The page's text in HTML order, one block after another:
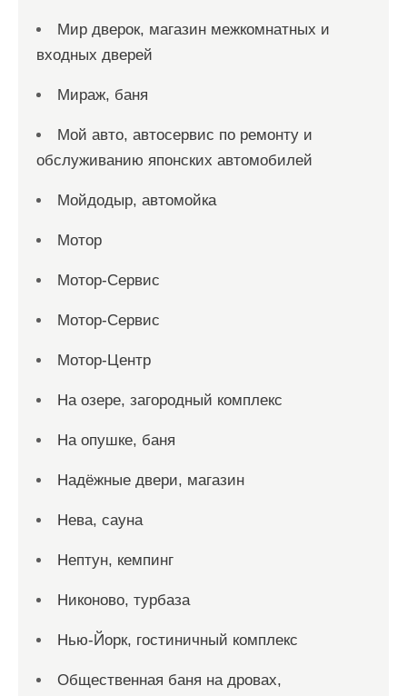
Мир дверок, магазин межкомнатных и
входных дверей
Мираж, баня
Мой авто, автосервис по ремонту и
обслуживанию японских автомобилей
Мойдодыр, автомойка
Мотор
Мотор-Сервис
Мотор-Сервис
Мотор-Центр
На озере, загородный комплекс
На опушке, баня
Надёжные двери, магазин
Нева, сауна
Нептун, кемпинг
Никоново, турбаза
Нью-Йорк, гостиничный комплекс
Общественная баня на дровах,